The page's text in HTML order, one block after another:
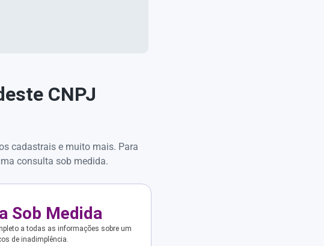
CNPJ
cadastrais e muito mais. Para
consulta sob medida.
Sob Medida
a todas as informações sobre um
de inadimplência.